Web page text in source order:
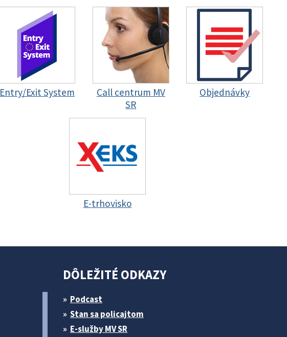
Entry/Exit System
Call centrum MV
SR
Objednávky
E-trhovisko
DÔLEŽITÉ ODKAZY
Podcast
Stan sa policajtom
E-služby MV SR